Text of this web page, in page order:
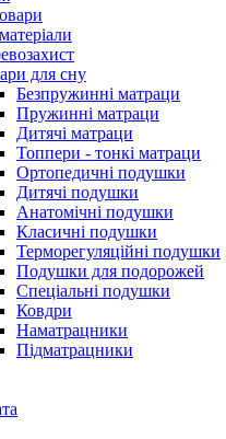
для сну
Безпружинні матраци
Пружинні матраци
Дитячі матраци
Топпери - тонкі матраци
Ортопедичні подушки
Дитячі подушки
Анатомічні подушки
Класичні подушки
Терморегуляційні подушки
Подушки для подорожей
Спеціальні подушки
Ковдри
Наматрацники
Підматрацники